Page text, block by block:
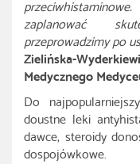
zaplanować
przeprowadzimy po
Zielińska-
Medycznego
Do
doustne leki
dawce, steroidy
dospojówkowe.